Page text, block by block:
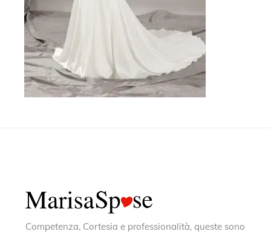
Competenza, Cortesia e professionalità, queste sono